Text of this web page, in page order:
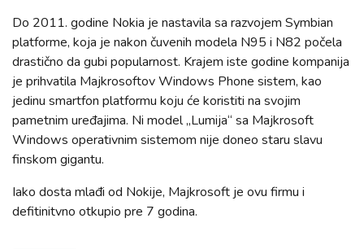
Do 2011. godine Nokia je nastavila sa razvojem Symbian
platforme, koja je nakon čuvenih modela N95 i N82 počela
drastično da gubi popularnost. Krajem iste godine kompanija
je prihvatila Majkrosoftov Windows Phone sistem, kao
jedinu smartfon platformu koju će koristiti na svojim
pametnim uređajima. Ni model „Lumija“ sa Majkrosoft
Windows operativnim sistemom nije doneo staru slavu
finskom gigantu.
Iako dosta mlađi od Nokije, Majkrosoft je ovu firmu i
defitinitvno otkupio pre 7 godina.